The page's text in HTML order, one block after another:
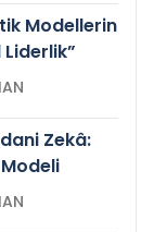
Modellerin
Zekâ: